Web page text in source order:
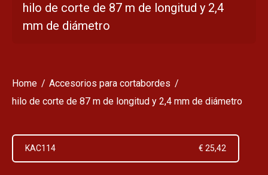
hilo de corte de 87 m de longitud y 2,4
mm de diámetro
Home
Accesorios para cortabordes
hilo de corte de 87 m de longitud y 2,4 mm de diámetro
KAC114 € 25,42